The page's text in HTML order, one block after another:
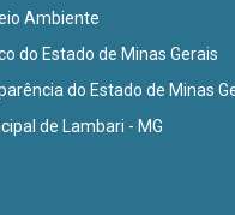
Ambiente
do Estado de Minas Gerais
do Estado de Minas
de Lambari - MG